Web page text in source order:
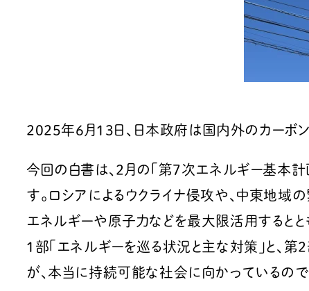
2025年6月13日、日本政府は国内外のカーボ
今回の白書は、2月の「第7次エネルギー基本
す。ロシアによるウクライナ侵攻や、中東地
エネルギーや原子力などを最大限活用すると
1部「エネルギーを巡る状況と主な対策」と、
が、本当に持続可能な社会に向かっているの